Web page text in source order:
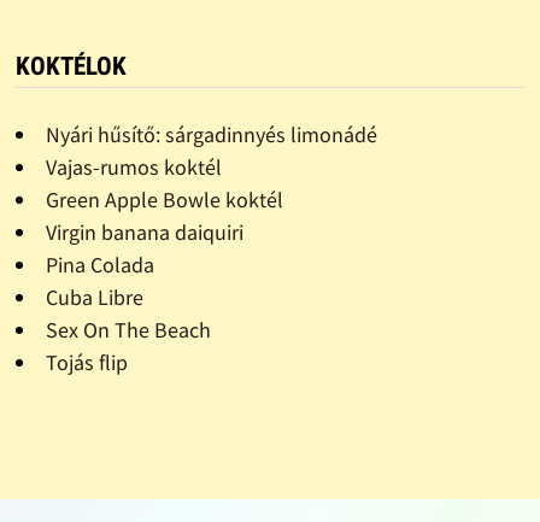
KOKTÉLOK
Nyári hűsítő: sárgadinnyés limonádé
Vajas-rumos koktél
Green Apple Bowle koktél
Virgin banana daiquiri
Pina Colada
Cuba Libre
Sex On The Beach
Tojás flip